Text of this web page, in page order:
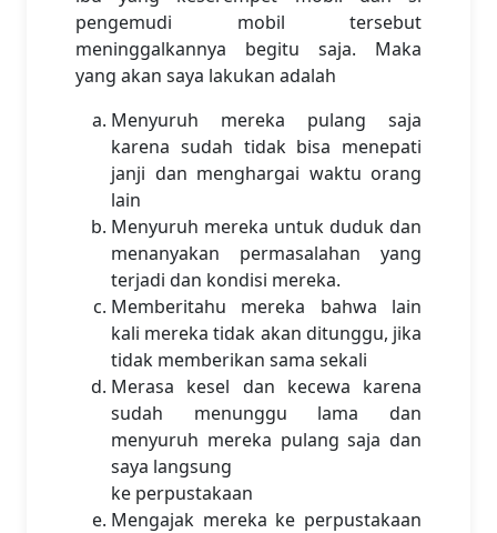
pengemudi mobil tersebut
meninggalkannya begitu saja. Maka
yang akan saya lakukan adalah
Menyuruh mereka pulang saja
karena sudah tidak bisa menepati
janji dan menghargai waktu orang
lain
Menyuruh mereka untuk duduk dan
menanyakan permasalahan yang
terjadi dan kondisi mereka.
Memberitahu mereka bahwa lain
kali mereka tidak akan ditunggu, jika
tidak memberikan sama sekali
Merasa kesel dan kecewa karena
sudah menunggu lama dan
menyuruh mereka pulang saja dan
saya langsung
ke perpustakaan
Mengajak mereka ke perpustakaan